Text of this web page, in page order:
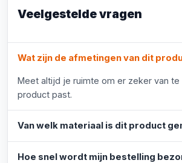
Veelgestelde vragen
Wat zijn de afmetingen van dit
Meet altijd je ruimte om er zeker van te
product past.
Van welk materiaal is dit product
Hoe snel wordt mijn bestelling